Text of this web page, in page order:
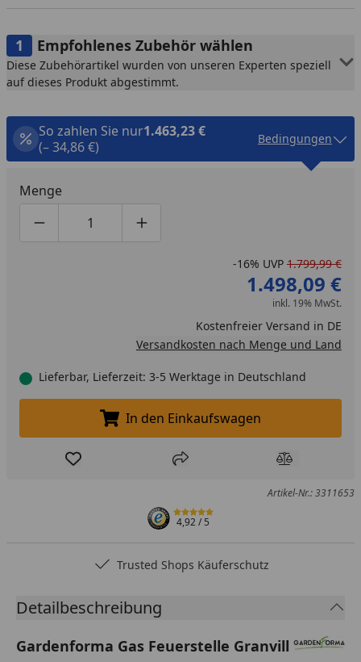
über einen seitlich angebrachten elektronischen Zünder
und einen Gas-Regler, über den die Höhe der Flammen
einstellbar ist.
Maße: ca. L 152 x B 70 x H 43 cm
Empfohlenes Zubehör wählen
Diese Zubehörartikel wurden von unseren Experten speziell
auf dieses Produkt abgestimmt.
So zahlen Sie nur1.463,23 €
(– 34,86 €)
Bedingungen
Menge
Produktmenge um eins verringern
Produktmenge manuell eingeben
Produktmenge um eins erhöhen
-16% UVP 1.799,99 €
1.498,09 €
inkl. 19% MwSt.
Kostenfreier Versand in DE
Versandkosten nach Menge und Land
Lieferbar, Lieferzeit: 3-5 Werktage in Deutschland
In den Einkaufswagen legen
In den Einkaufswagen
Produkt zur Wunschliste hinzufügen
Teilen Produkt
Artikel-Nr.: 3311653
4,92/ 5
Trusted Shops Käuferschutz
Detailbeschreibung
Gardenforma Gas Feuerstelle Granvill